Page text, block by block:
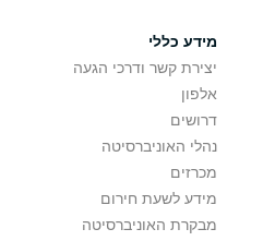
מידע כללי
יצירת קשר ודרכי הגעה
אלפון
דרושים
נהלי האוניברסיטה
מכרזים
מידע לשעת חירום
מבקרת האוניברסיטה